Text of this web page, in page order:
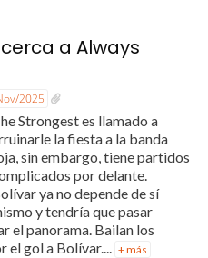
a Always
2025
Strongest es llamado a
la fiesta a la banda
sin embargo, tiene partidos
por delante.
ya no depende de sí
y tendría que pasar
el panorama. Bailan los
el gol a Bolívar.... + más